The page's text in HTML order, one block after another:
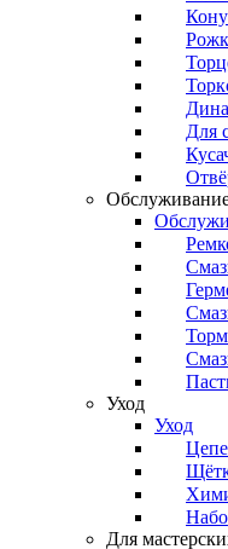
Для
Уход
Уход
Для